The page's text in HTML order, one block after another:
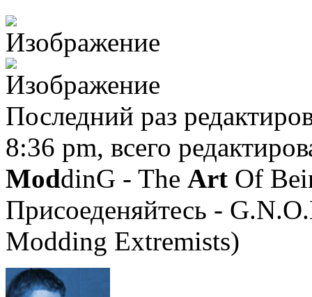
Последний раз
8:36 pm, всего
ModdinG - The Art Of
Присоеденяйтесь -
Modding Extremists)